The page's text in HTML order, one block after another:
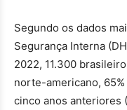
Segundo os dados
Segurança Interna
2022, 11.300
norte-americano,
cinco anos anteriores